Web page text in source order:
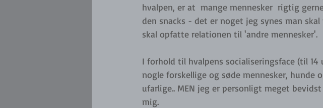
hvalpen, er at  mange mennesker  rigtig
den snacks - det er noget jeg synes man
skal opfatte relationen til 'andre mennesker'.
I forhold til hvalpens socialiseringsface (til
nogle forskellige og søde mennesker, hunde
ufarlige.. MEN jeg er personligt meget
mig.